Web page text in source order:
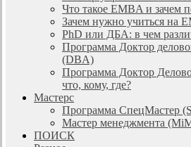
Что такое EMBA и зачем
Зачем нужно учиться на
PhD или ДБА: в чем
Программа Доктор
(DBА)
Программа Доктор
что, кому, где?
Мастерс
Программа СпецМастер
Мастер менеджмента
ПОИСК